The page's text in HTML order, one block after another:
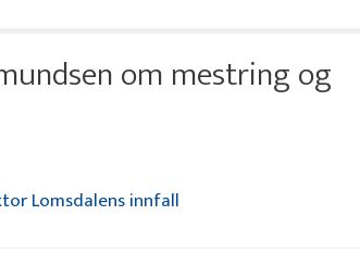
om mestring og
Lomsdalens innfall